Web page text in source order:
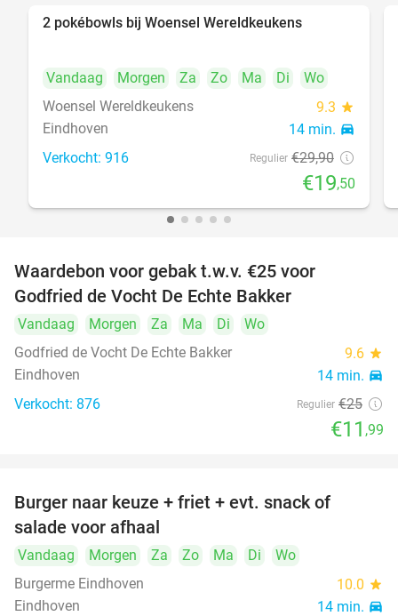
2 pokébowls bij Woensel Wereldkeukens
Vandaag Morgen Za Zo Ma Di
Wo
Woensel Wereldkeukens
9.3 star
Eindhoven 14 min. directions_car
Verkocht: 916 Regulier €29,90
€19,50
Waardebon voor gebak t.w.v. €25 voor
Godfried de Vocht De Echte Bakker
Vandaag Morgen Za Ma Di
Wo
Godfried de Vocht De Echte Bakker
9.6 star
Eindhoven 14 min. directions_car
Verkocht: 876 Regulier €25
€11 ,99
Burger naar keuze + friet + evt. snack of
salade voor afhaal
Vandaag Morgen Za Zo Ma Di
Wo
Burgerme Eindhoven
10.0 star
Eindhoven 14 min. directions_car